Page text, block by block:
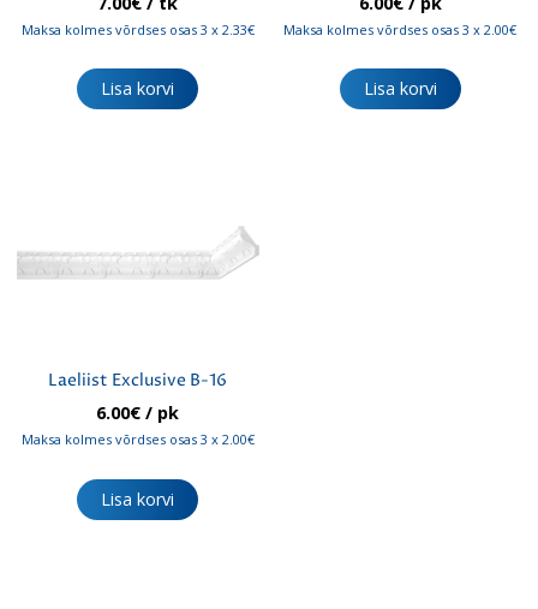
Maksa kolmes võrdses osas 3 x 2.33€
Lisa korvi
Maksa kolmes võrdses osas 3 x 2.00€
Lisa korvi
Laeliist Exclusive B-16
6.00€ / pk
Maksa kolmes võrdses osas 3 x 2.00€
Lisa korvi